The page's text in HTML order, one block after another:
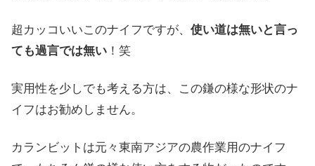
超カッコいいこのナイフですが、 使い道は無いと言っ
ても過言では無い ！笑
実用性を少しでも考える方は、この鎌の様な形状のナ
イフはお勧めしません。
カランビットは元々東南アジアの農作業用のナイフ